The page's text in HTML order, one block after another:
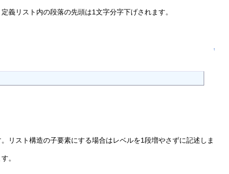
義リスト内の段落の先頭は1文字分字下げされます。
↑
リスト構造の子要素にする場合はレベルを1段増やさずに記述しま
。